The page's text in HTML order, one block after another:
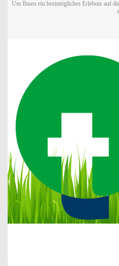
Um Ihnen ein bestmögliches Erlebnis auf